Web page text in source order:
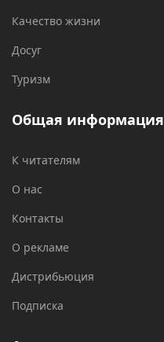
Качество жизни
Досуг
Туризм
Общая информация
К читателям
О нас
Контакты
О рекламе
Дистрибьюция
Подписка